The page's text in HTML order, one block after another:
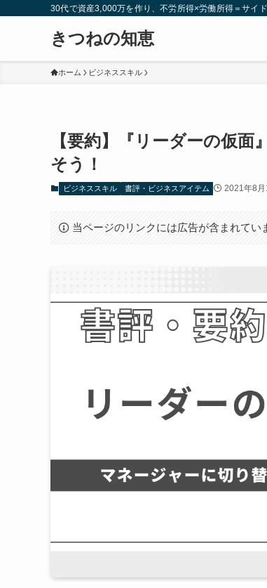
30代で資産3,000万を作り、不労所得×労働所得＝サイ
きつねの知恵
ホーム ビジネススキル
【要約】『リーダーの仮
そう！
ビジネススキル 書評・ビジネスアイテム 2021年8月
当ページのリンクには広告が含まれてい